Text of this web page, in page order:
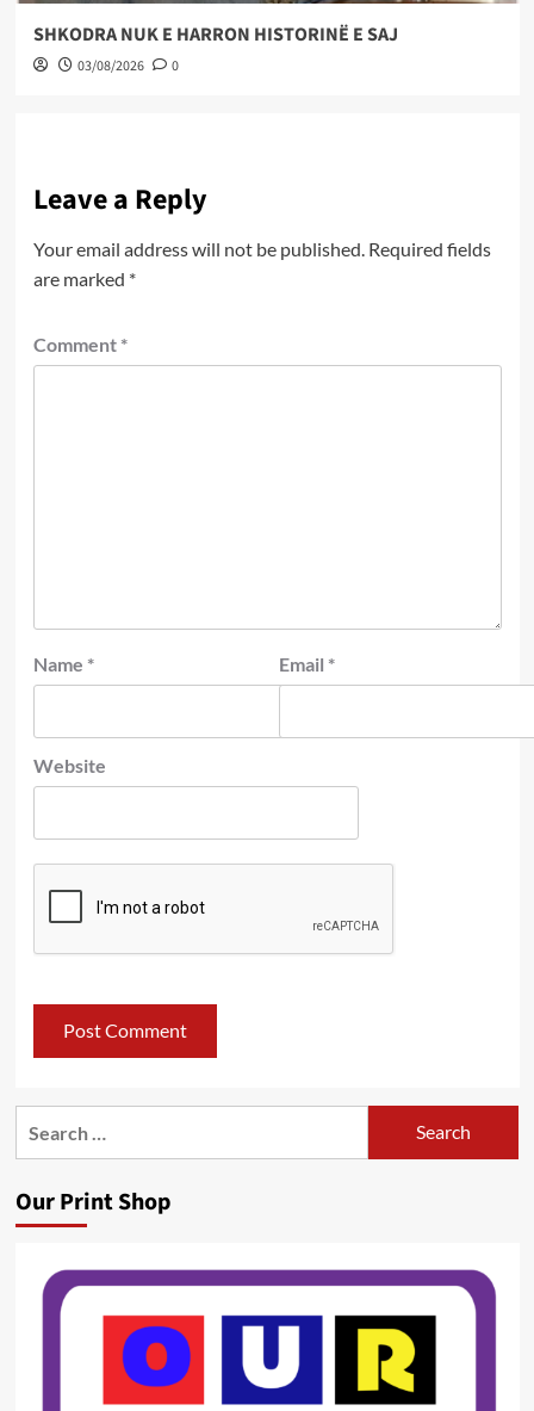
SHKODRA NUK E HARRON HISTORINË E SAJ
03/08/2026 0
Leave a Reply
Your email address will not be published. Required fields
are marked *
Comment *
Name * Email *
Website
Our Print Shop